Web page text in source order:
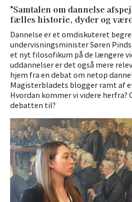
"Samtalen om dannelse
fælles historie, dyder og
Dannelse er et omdiskuteret
undervisningsminister Søren
et nyt filosofikum på de længere
uddannelser er det også mere
hjem fra en debat om netop
Magisterbladets blogger ramt af
Hvordan kommer vi videre herfra?
debatten til?